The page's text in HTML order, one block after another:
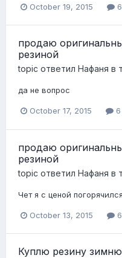
October 19, 2015
продаю
резиной
topic ответил Нафаня в
да не вопрос
October 17, 2015
продаю
резиной
topic ответил Нафаня в
Чет я с ценой
October 13, 2015
Куплю резину